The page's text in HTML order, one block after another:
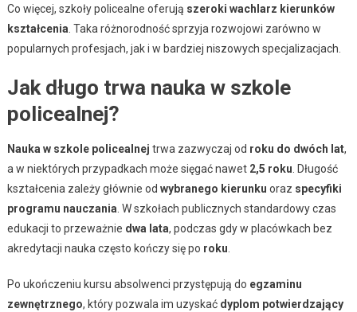
Co więcej, szkoły policealne oferują szeroki wachlarz kierunków
kształcenia. Taka różnorodność sprzyja rozwojowi zarówno w
popularnych profesjach, jak i w bardziej niszowych specjalizacjach.
Jak długo trwa nauka w szkole
policealnej?
Nauka w szkole policealnej trwa zazwyczaj od roku do dwóch lat,
a w niektórych przypadkach może sięgać nawet 2,5 roku. Długość
kształcenia zależy głównie od wybranego kierunku oraz specyfiki
programu nauczania. W szkołach publicznych standardowy czas
edukacji to przeważnie dwa lata, podczas gdy w placówkach bez
akredytacji nauka często kończy się po roku.
Po ukończeniu kursu absolwenci przystępują do egzaminu
zewnętrznego, który pozwala im uzyskać dyplom potwierdzający